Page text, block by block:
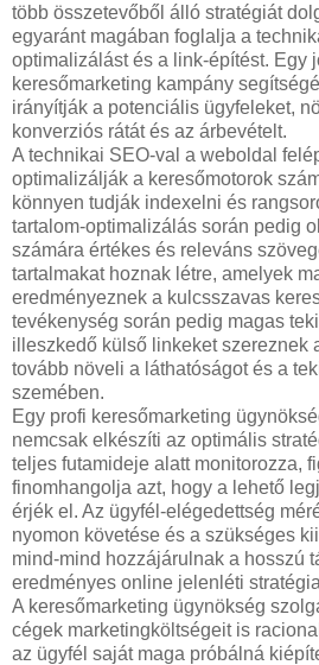
több összetevőből álló stratégiát
egyaránt magában foglalja a
optimalizálást és a link-építést. Egy
keresőmarketing kampány
irányítják a potenciális ügyfeleket,
konverziós rátát és az árbevételt.
A technikai SEO-val a weboldal
optimalizálják a keresőmotorok
könnyen tudják indexelni és
tartalom-optimalizálás során pedig
számára értékes és releváns
tartalmakat hoznak létre, amelyek
eredményeznek a kulcsszavas
tevékenység során pedig magas
illeszkedő külső linkeket szereznek
tovább növeli a láthatóságot és a
szemében.
Egy profi keresőmarketing
nemcsak elkészíti az optimális
teljes futamideje alatt monitorozza,
finomhangolja azt, hogy a lehető
érjék el. Az ügyfél-elégedettség
nyomon követése és a szükséges
mind-mind hozzájárulnak a hosszú
eredményes online jelenléti
A keresőmarketing ügynökség
cégek marketingköltségeit is
az ügyfél saját maga próbálná